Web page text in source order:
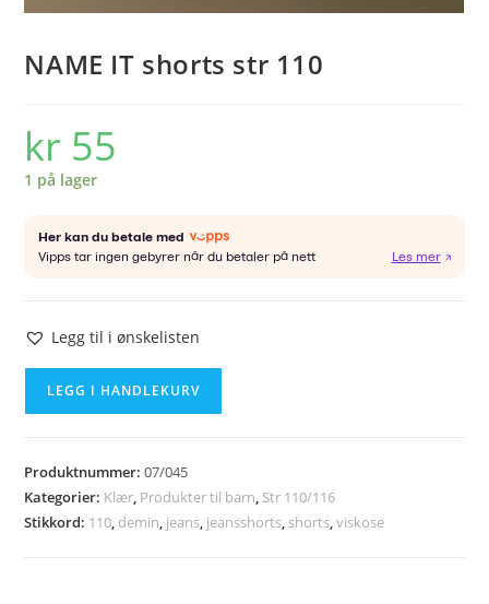
NAME IT shorts str 110
kr 55
1 på lager
Legg til i ønskelisten
110
antall
LEGG I HANDLEKURV
Produktnummer:07/045
Kategorier: Klær, Produkter til barn, Str 110/116
Stikkord: 110, demin, jeans, jeansshorts, shorts,viskose